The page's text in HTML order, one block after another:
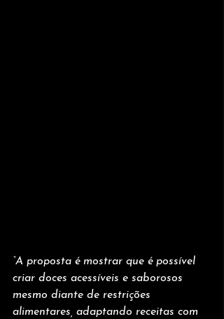
“A proposta é mostrar que é possível
criar doces acessíveis e saborosos
mesmo diante de restrições
alimentares, adaptando receitas com